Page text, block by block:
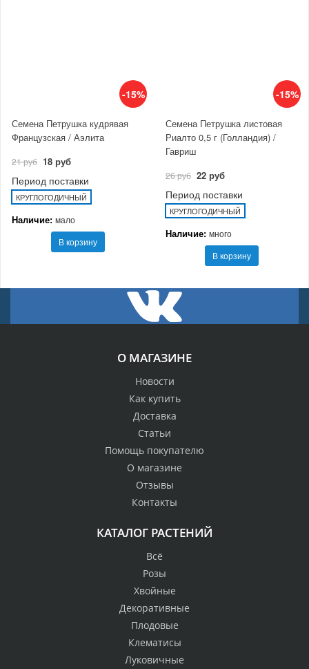
-15%
Семена Петрушка кудрявая
Французская / Аэлита
21 руб 18 руб
Период поставки
КРУГЛОГОДИЧНЫЙ
Наличие: мало
В корзину
-15%
Семена Петрушка листовая
Риалто 0,5 г (Голландия) /
Гавриш
26 руб 22 руб
Период поставки
КРУГЛОГОДИЧНЫЙ
Наличие: много
В корзину
О МАГАЗИНЕ
Новости
Как купить
Доставка
Статьи
Помощь покупателю
О магазине
Отзывы
Контакты
КАТАЛОГ РАСТЕНИЙ
Всё
Розы
Хвойные
Декоративные
Плодовые
Клематисы
Луковичные